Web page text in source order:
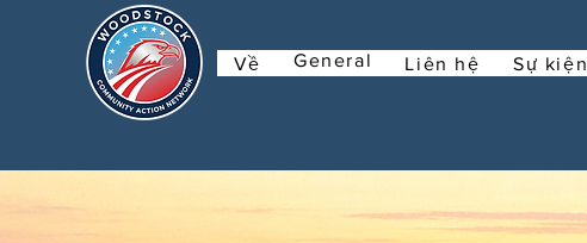
Về General Liên hệ Sự kiện